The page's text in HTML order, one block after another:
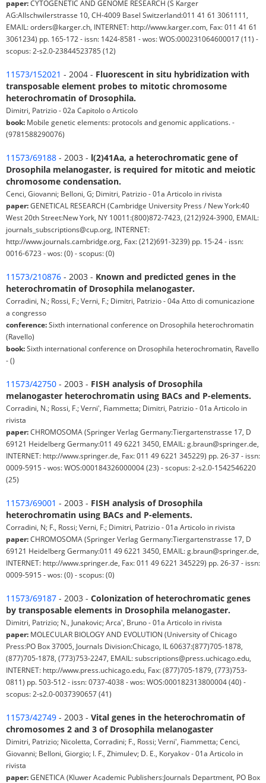
paper:CYTOGENETIC AND GENOME RESEARCH (S Karger
AG:Allschwilerstrasse 10, CH-4009 Basel Switzerland:011 41 61 3061111,
EMAIL: orders@karger.ch, INTERNET: http://www.karger.com, Fax: 011 41 61
3061234) pp. 165-172 - issn: 1424-8581 - wos: WOS:000231064600017 (11) -
scopus: 2-s2.0-23844523785 (12)
11573/152021 - 2004 - Fluorescent in situ hybridization with
transposable element probes to mitotic chromosome
heterochromatin of Drosophila.
Dimitri, Patrizio - 02a Capitolo o Articolo
book: Mobile genetic elements: protocols and genomic applications. -
(9781588290076)
11573/69188 - 2003 - l(2)41Aa, a heterochromatic gene of
Drosophila melanogaster, is required for mitotic and meiotic
chromosome condensation.
Cenci, Giovanni; Belloni, G; Dimitri, Patrizio - 01a Articolo in rivista
paper:GENETICAL RESEARCH (Cambridge University Press / New York:40
West 20th Street:New York, NY 10011:(800)872-7423, (212)924-3900, EMAIL:
journals_subscriptions@cup.org, INTERNET:
http://www.journals.cambridge.org, Fax: (212)691-3239) pp. 15-24 - issn:
0016-6723 - wos: (0) - scopus: (0)
11573/210876 - 2003 - Known and predicted genes in the
heterochromatin of Drosophila melanogaster.
Corradini, N.; Rossi, F.; Verni, F.; Dimitri, Patrizio - 04a Atto di comunicazione
a congresso
conference:Sixth international conference on Drosophila heterochromatin
(Ravello)
book:Sixth international conference on Drosophila heterochromatin, Ravello
- ()
11573/42750 - 2003 - FISH analysis of Drosophila
melanogaster heterochromatin using BACs and P-elements.
Corradini, N.; Rossi, F.; Verni', Fiammetta; Dimitri, Patrizio - 01a Articolo in
rivista
paper:CHROMOSOMA (Springer Verlag Germany:Tiergartenstrasse 17, D
69121 Heidelberg Germany:011 49 6221 3450, EMAIL: g.braun@springer.de,
INTERNET: http://www.springer.de, Fax: 011 49 6221 345229) pp. 26-37 - issn:
0009-5915 - wos: WOS:000184326000004 (23) - scopus: 2-s2.0-1542546220
(25)
11573/69001 - 2003 - FISH analysis of Drosophila
heterochromatin using BACs and P-elements.
Corradini, N; F., Rossi; Verni, F.; Dimitri, Patrizio - 01a Articolo in rivista
paper:CHROMOSOMA (Springer Verlag Germany:Tiergartenstrasse 17, D
69121 Heidelberg Germany:011 49 6221 3450, EMAIL: g.braun@springer.de,
INTERNET: http://www.springer.de, Fax: 011 49 6221 345229) pp. 26-37 - issn:
0009-5915 - wos: (0) - scopus: (0)
11573/69187 - 2003 - Colonization of heterochromatic genes
by transposable elements in Drosophila melanogaster.
Dimitri, Patrizio; N., Junakovic; Arca', Bruno - 01a Articolo in rivista
paper: MOLECULAR BIOLOGY AND EVOLUTION (University of Chicago
Press:PO Box 37005, Journals Division:Chicago, IL 60637:(877)705-1878,
(877)705-1878, (773)753-2247, EMAIL: subscriptions@press.uchicago.edu,
INTERNET: http://www.press.uchicago.edu, Fax: (877)705-1879, (773)753-
0811) pp. 503-512 - issn: 0737-4038 - wos: WOS:000182313800004 (40) -
scopus: 2-s2.0-0037390657 (41)
11573/42749 - 2003 - Vital genes in the heterochromatin of
chromosomes 2 and 3 of Drosophila melanogaster
Dimitri, Patrizio; Nicoletta, Corradini; F., Rossi; Verni', Fiammetta; Cenci,
Giovanni; Belloni, Giorgio; I. F., Zhimulev; D. E., Koryakov - 01a Articolo in
rivista
paper:GENETICA (Kluwer Academic Publishers:Journals Department, PO Box